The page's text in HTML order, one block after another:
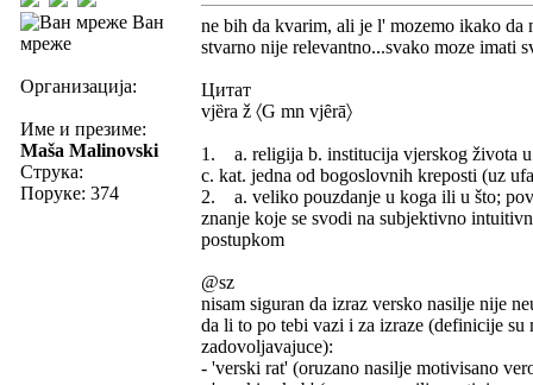
Ван
мреже
Организација:
Име и презиме:
Maša Malinovski
Струка:
Поруке: 374
ne bih da kvarim, ali je l' mozemo ikako da
stvarno nije relevantno...svako moze imati
Цитат
vjȅra ž 〈G mn vjȇrā〉
1. a. religija b. institucija vjerskog života
c. kat. jedna od bogoslovnih kreposti (uz
2. a. veliko pouzdanje u koga ili u što;
znanje koje se svodi na subjektivno
postupkom
@sz
nisam siguran da izraz versko nasilje nije
da li to po tebi vazi i za izraze (definicije su
zadovoljavajuce):
- 'verski rat' (oruzano nasilje motivisano